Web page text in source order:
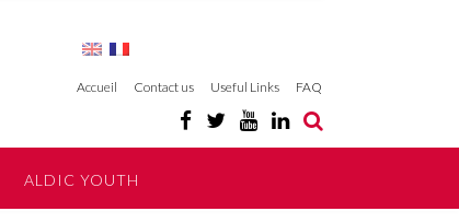
Accueil Contact us Useful Links FAQ
ALDIC YOUTH